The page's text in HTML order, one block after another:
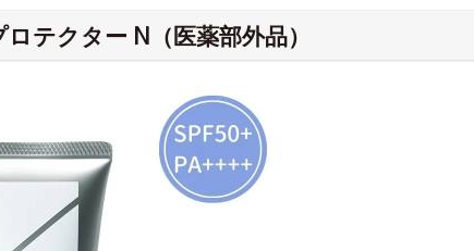
テクター N（医薬部外品）